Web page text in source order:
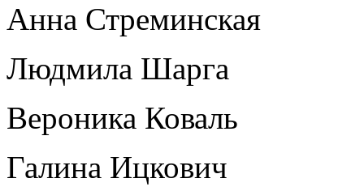
Анна Стреминская
Людмила Шарга
Вероника Коваль
Галина Ицкович